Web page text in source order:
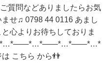
質問などありましたらお気
せ♫ 0798 44 0116 あまし
心よりお待ちしておりま
こちら から👬